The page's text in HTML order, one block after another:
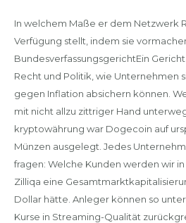
In welchem Maße er dem Netzwerk
Verfügung stellt, indem sie
BundesverfassungsgerichtEin
Recht und Politik, wie Unternehmen
gegen Inflation absichern können.
mit nicht allzu zittriger Hand
kryptowährung war Dogecoin auf
Münzen ausgelegt. Jedes
fragen: Welche Kunden werden wir
Zilliqa eine
Dollar hätte. Anleger können so
Kurse in Streaming-Qualität